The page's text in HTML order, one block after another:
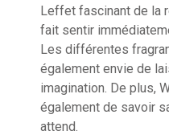
Leffet fascinant de la
fait sentir
Les différentes
également envie de
imagination. De plus,
également de savoir
attend.